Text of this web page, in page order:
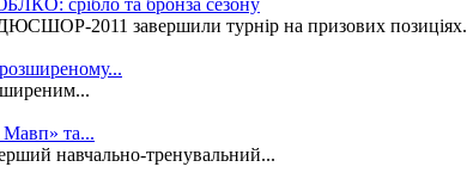
срібло та бронза сезону
2011 завершили турнір на призових позиціях.
Мавп» та...
навчально-тренувальний...